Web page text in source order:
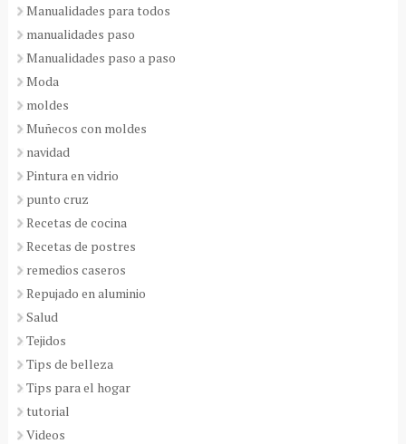
Manualidades para todos
manualidades paso
Manualidades paso a paso
Moda
moldes
Muñecos con moldes
navidad
Pintura en vidrio
punto cruz
Recetas de cocina
Recetas de postres
remedios caseros
Repujado en aluminio
Salud
Tejidos
Tips de belleza
Tips para el hogar
tutorial
Videos